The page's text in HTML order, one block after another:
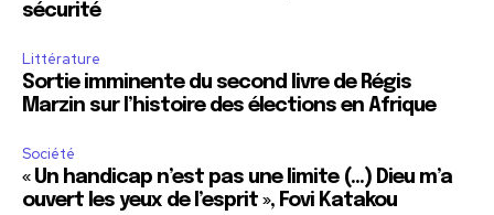
sécurité
Littérature
Sortie imminente du second livre de Régis
Marzin sur l’histoire des élections en Afrique
Société
« Un handicap n’est pas une limite (…) Dieu m’a
ouvert les yeux de l’esprit », Fovi Katakou